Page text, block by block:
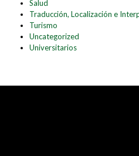
Salud
Traducción, Localización e
Turismo
Uncategorized
Universitarios